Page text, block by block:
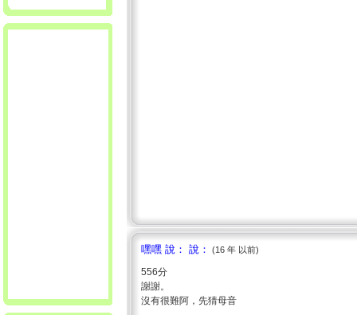
嘿嘿 說： 說： (16 年 以前)
556分
謝謝。
沒有很難阿，先猜母音